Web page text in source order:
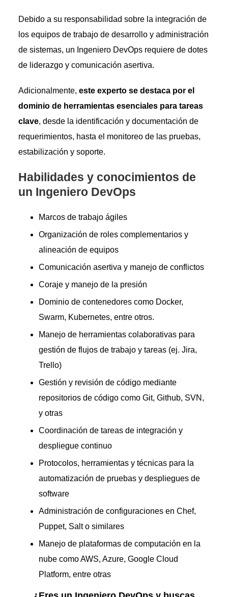
Debido a su responsabilidad sobre la integración de
los equipos de trabajo de desarrollo y administración
de sistemas, un Ingeniero DevOps requiere de dotes
de liderazgo y comunicación asertiva.
Adicionalmente, este experto se destaca por el
dominio de herramientas esenciales para tareas
clave, desde la identificación y documentación de
requerimientos, hasta el monitoreo de las pruebas,
estabilización y soporte.
Habilidades y conocimientos de
un Ingeniero DevOps
Marcos de trabajo ágiles
Organización de roles complementarios y
alineación de equipos
Comunicación asertiva y manejo de conflictos
Coraje y manejo de la presión
Dominio de contenedores como Docker,
Swarm, Kubernetes, entre otros.
Manejo de herramientas colaborativas para
gestión de flujos de trabajo y tareas (ej. Jira,
Trello)
Gestión y revisión de código mediante
repositorios de código como Git, Github, SVN,
y otras
Coordinación de tareas de integración y
despliegue continuo
Protocolos, herramientas y técnicas para la
automatización de pruebas y despliegues de
software
Administración de configuraciones en Chef,
Puppet, Salt o similares
Manejo de plataformas de computación en la
nube como AWS, Azure, Google Cloud
Platform, entre otras